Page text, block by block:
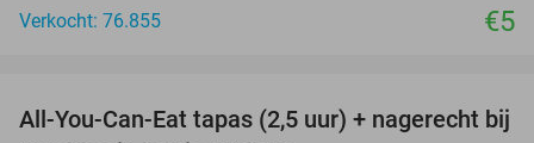
Verkocht: 76.855
€5
34%
All-You-Can-Eat tapas (2,5 uur) + nagerecht bij